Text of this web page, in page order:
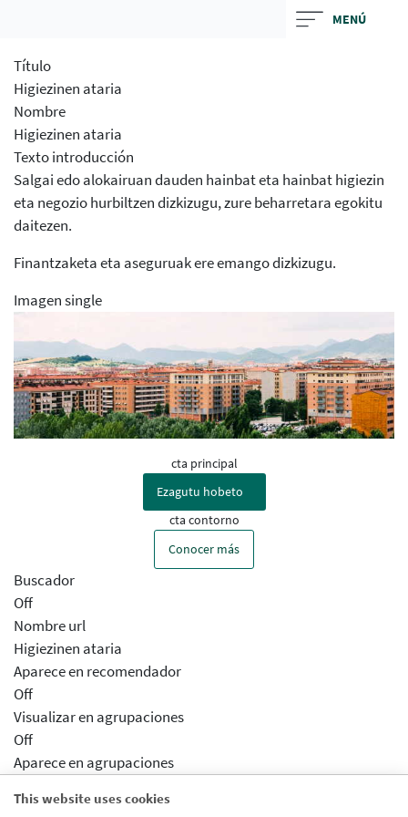
This website uses cookies
MENÚ
Título
Higiezinen ataria
Nombre
Higiezinen ataria
Texto introducción
Salgai edo alokairuan dauden hainbat eta hainbat higiezin
eta negozio hurbiltzen dizkizugu, zure beharretara egokitu
daitezen.
Finantzaketa eta aseguruak ere emango dizkizugu.
Imagen single
cta principal
Ezagutu hobeto
cta contorno
Conocer más
Buscador
Off
Nombre url
Higiezinen ataria
Aparece en recomendador
Off
Visualizar en agrupaciones
Off
Aparece en agrupaciones
Aparece en distribuidor